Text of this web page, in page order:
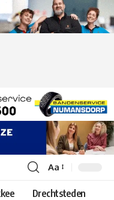
Lettergrootte
aanpassen
Aa
Drechtsteden